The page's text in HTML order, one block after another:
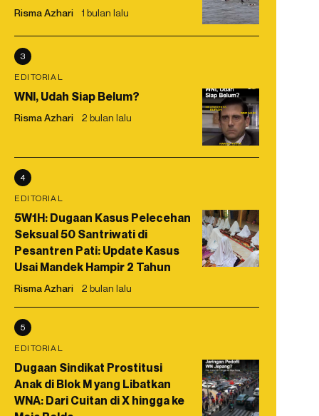
Risma Azhari 1 bulan lalu
3
EDITORIAL
WNI, Udah Siap Belum?
Risma Azhari 2 bulan lalu
4
EDITORIAL
5W1H: Dugaan Kasus Pelecehan
Seksual 50 Santriwati di
Pesantren Pati: Update Kasus
Usai Mandek Hampir 2 Tahun
Risma Azhari 2 bulan lalu
5
EDITORIAL
Dugaan Sindikat Prostitusi
Anak di Blok M yang Libatkan
WNA: Dari Cuitan di X hingga ke